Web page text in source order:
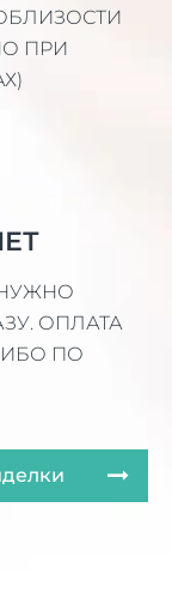
ПРИ
ОПЛАТА
ПО